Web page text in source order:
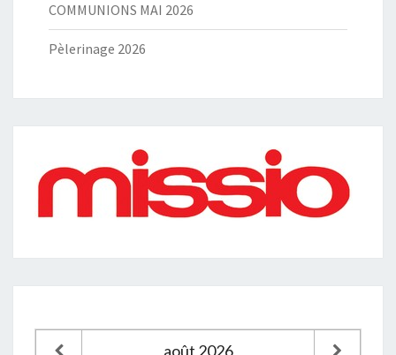
COMMUNIONS MAI 2026
Pèlerinage 2026
août 2026